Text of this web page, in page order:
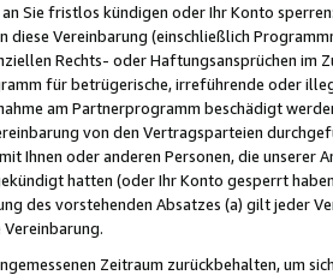
Sie fristlos kündigen oder Ihr Konto
Vereinbarung (einschließlich
Rechts- oder Haftungsansprüchen im
für betrügerische, irreführende oder
am Partnerprogramm beschädigt
von den Vertragsparteien
oder anderen Personen, die unserer
hatten (oder Ihr Konto gesperrt
des vorstehenden Absatzes (a) gilt jeder
Zeitraum zurückbehalten, um